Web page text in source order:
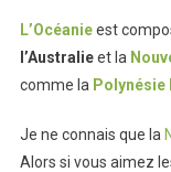
L’Océanieest
l’Australieet la
comme la Polynésie
Je ne connais que la
Alors si vous aimez